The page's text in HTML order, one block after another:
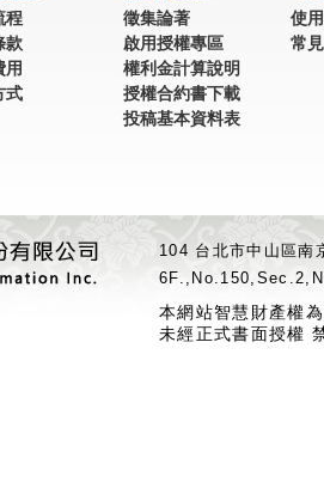
程
款
用
式
徵集論著
啟用授權專區
權利金計算說明
授權合約書下載
投稿基本資料表
使
常
104 台北市中山區
本網站智慧財產權
未經正式書面授權